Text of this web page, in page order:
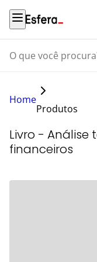
O que você procura?
Home
Produtos
Livro -
financeiros